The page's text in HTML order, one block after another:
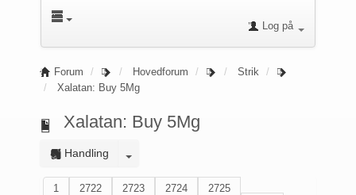
Log på
Forum Hovedforum
Strik
Xalatan: Buy 5Mg
Xalatan: Buy 5Mg
Handling
1 2722 2723 2724
2725